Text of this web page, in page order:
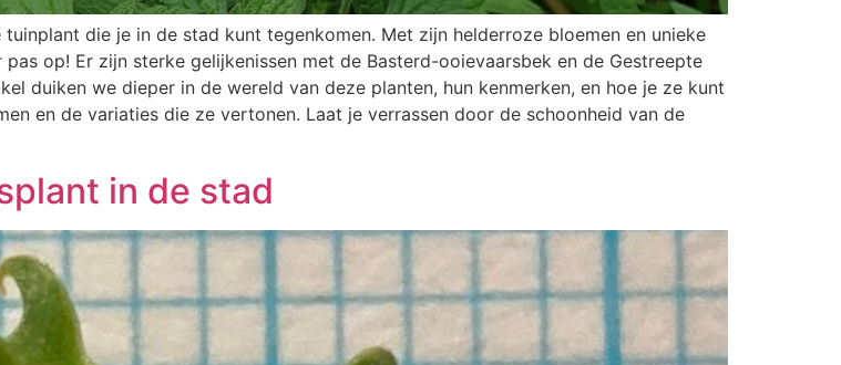
die je in de stad kunt tegenkomen. Met zijn helderroze bloemen en unieke
op! Er zijn sterke gelijkenissen met de Basterd-ooievaarsbek en de Gestreepte
duiken we dieper in de wereld van deze planten, hun kenmerken, en hoe je ze kunt
en de variaties die ze vertonen. Laat je verrassen door de schoonheid van de
in de stad